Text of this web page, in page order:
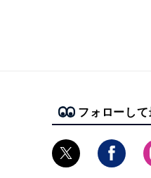
フォローし